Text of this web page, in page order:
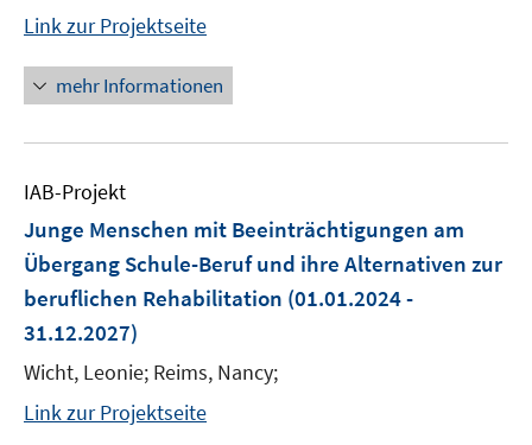
Link zur Projektseite
mehr Informationen
IAB-Projekt
Junge Menschen mit Beeinträchtigungen am
Übergang Schule-Beruf und ihre Alternativen zur
beruflichen Rehabilitation (01.01.2024 -
31.12.2027)
Wicht, Leonie; Reims, Nancy;
Link zur Projektseite